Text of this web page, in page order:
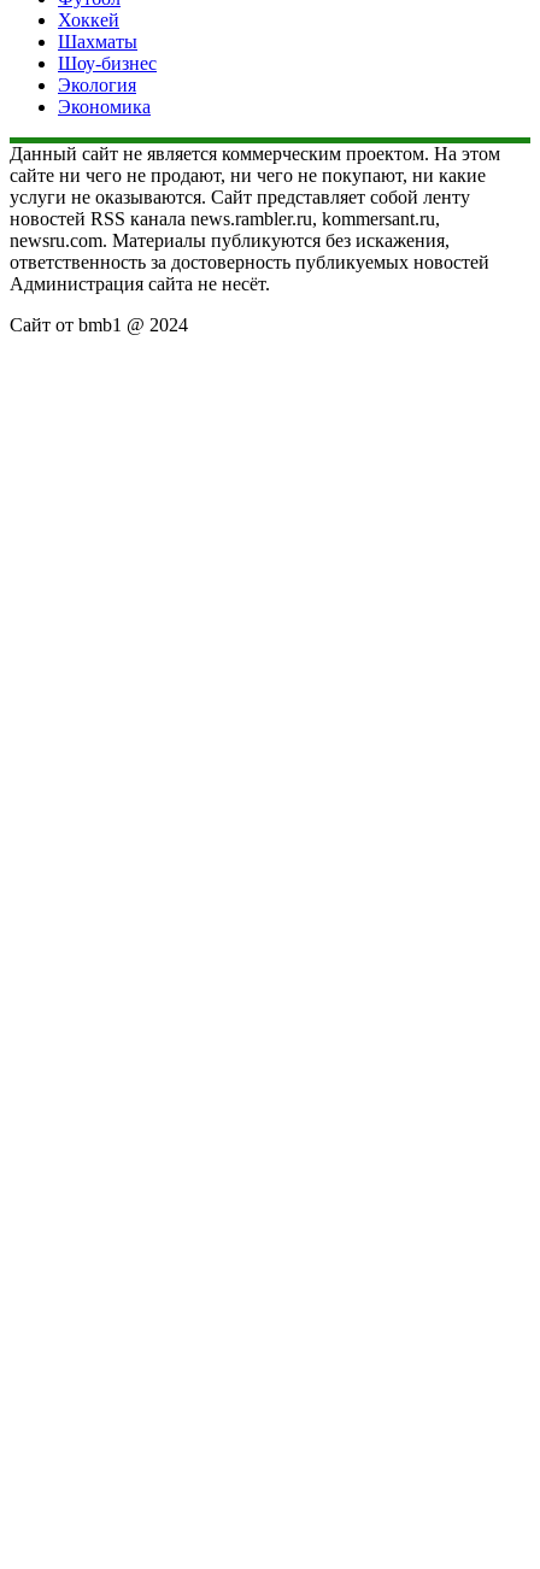
Хоккей
Шахматы
Шоу-бизнес
Экология
Экономика
Данный сайт не является коммерческим проектом. На этом
сайте ни чего не продают, ни чего не покупают, ни какие
услуги не оказываются. Сайт представляет собой ленту
новостей RSS канала news.rambler.ru, kommersant.ru,
newsru.com. Материалы публикуются без искажения,
ответственность за достоверность публикуемых новостей
Администрация сайта не несёт.
Сайт от bmb1 @ 2024